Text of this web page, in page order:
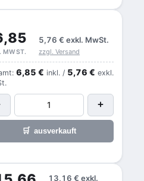
5,76 € exkl. MwSt.
MWST. zzgl. Versand
6,85 € inkl. / 5,76 € exkl.
+
🛒 ausverkauft
13,16 € exkl.